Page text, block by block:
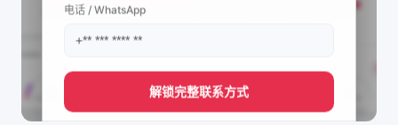
电话 / WhatsApp
解锁完整联系方式